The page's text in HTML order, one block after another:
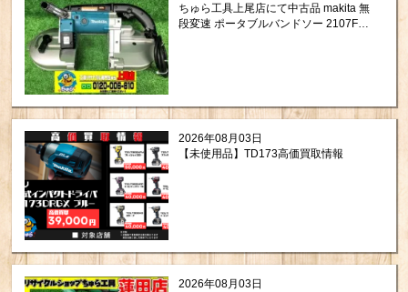
ちゅら工具上尾店にて中古品 makita 無
段変速 ポータブルバンドソー 2107FW
2026年08月03日
【未使用品】TD173高価買取情報
2026年08月03日